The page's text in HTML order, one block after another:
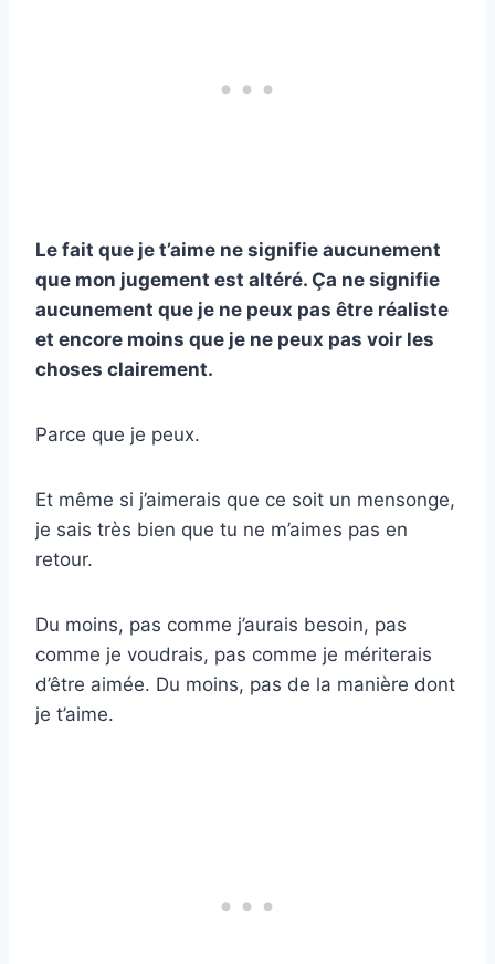
Le fait que je t’aime ne signifie aucunement
que mon jugement est altéré. Ça ne signifie
aucunement que je ne peux pas être réaliste
et encore moins que je ne peux pas voir les
choses clairement.
Parce que je peux.
Et même si j’aimerais que ce soit un mensonge,
je sais très bien que tu ne m’aimes pas en
retour.
Du moins, pas comme j’aurais besoin, pas
comme je voudrais, pas comme je mériterais
d’être aimée. Du moins, pas de la manière dont
je t’aime.